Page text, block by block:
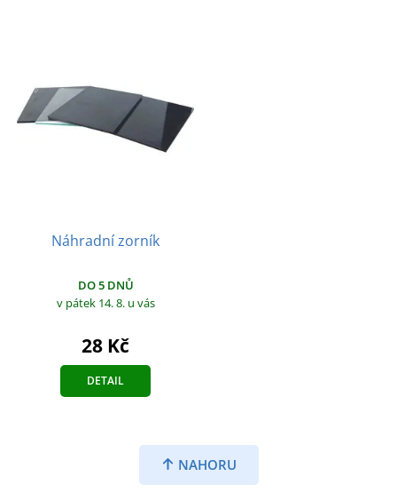
Náhradní zorník
DO 5 DNŮ
v pátek 14. 8. u vás
28 Kč
DETAIL
NAHORU